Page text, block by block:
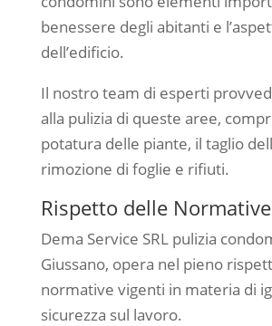
benessere degli abitanti e
dell’edificio.
Il nostro team di esperti
alla pulizia di queste aree,
potatura delle piante, il taglio
rimozione di foglie e rifiuti.
Rispetto delle Normative
Dema Service SRL pulizia
Giussano, opera nel pieno
normative vigenti in materia di
sicurezza sul lavoro.